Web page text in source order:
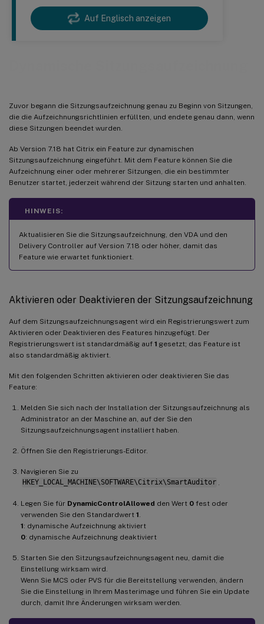
Auf Englisch anzeigen
Zuvor begann die Sitzungsaufzeichnung genau zu Beginn von Sitzungen,
die die Aufzeichnungsrichtlinien erfüllten, und endete genau dann, wenn
diese Sitzungen beendet wurden.
Ab Version 7.18 hat Citrix ein Feature zur dynamischen
Sitzungsaufzeichnung eingeführt. Mit dem Feature können Sie die
Aufzeichnung einer oder mehrerer Sitzungen, die ein bestimmter
Benutzer startet, jederzeit während der Sitzung starten und anhalten.
HINWEIS:
Aktualisieren Sie die Sitzungsaufzeichnung, den VDA und den
Delivery Controller auf Version 7.18 oder höher, damit das
Feature wie erwartet funktioniert.
Aktivieren oder Deaktivieren der Sitzungsaufzeichnung
Auf dem Sitzungsaufzeichnungsagent wird ein Registrierungswert zum
Aktivieren oder Deaktivieren des Features hinzugefügt. Der
Registrierungswert ist standardmäßig auf 1 gesetzt; das Feature ist
also standardmäßig aktiviert.
Mit den folgenden Schritten aktivieren oder deaktivieren Sie das
Feature:
Melden Sie sich nach der Installation der Sitzungsaufzeichnung als
Administrator an der Maschine an, auf der Sie den
Sitzungsaufzeichnungsagent installiert haben.
Öffnen Sie den Registrierungs-Editor.
Navigieren Sie zu
HKEY_LOCAL_MACHINE\SOFTWARE\Citrix\SmartAuditor
Legen Sie für DynamicControlAllowed den Wert 0 fest oder
verwenden Sie den Standardwert 1
1: dynamische Aufzeichnung aktiviert
0: dynamische Aufzeichnung deaktiviert
Starten Sie den Sitzungsaufzeichnungsagent neu, damit die
Einstellung wirksam wird.
Wenn Sie MCS oder PVS für die Bereitstellung verwenden, ändern
Sie die Einstellung in Ihrem Masterimage und führen Sie ein Update
durch, damit Ihre Änderungen wirksam werden.